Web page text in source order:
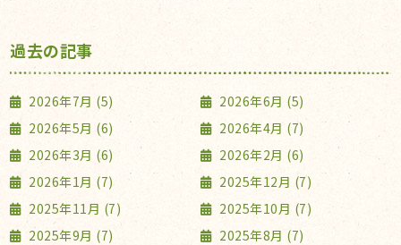
過去の記事
2026年7月 (5)
2026年6月 (5)
2026年5月 (6)
2026年4月 (7)
2026年3月 (6)
2026年2月 (6)
2026年1月 (7)
2025年12月 (7)
2025年11月 (7)
2025年10月 (7)
2025年9月 (7)
2025年8月 (7)